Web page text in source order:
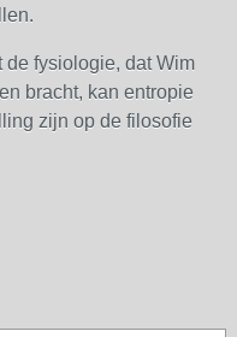
fysiologie, dat Wim
bracht, kan entropie
zijn op de filosofie